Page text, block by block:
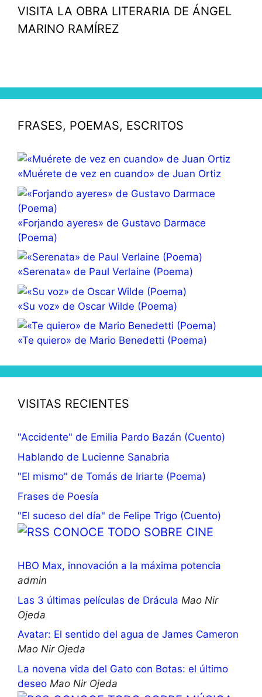
VISITA LA OBRA LITERARIA DE ÁNGEL
MARINO RAMÍREZ
FRASES, POEMAS, ESCRITOS
«Muérete de vez en cuando» de Juan Ortiz
«Forjando ayeres» de Gustavo Darmace
(Poema)
«Serenata» de Paul Verlaine (Poema)
«Su voz» de Oscar Wilde (Poema)
«Te quiero» de Mario Benedetti (Poema)
VISITAS RECIENTES
"Accidente" de Emilia Pardo Bazán (Cuento)
Hablando de Lucienne Sanabria
"El mismo" de Tomás de Iriarte (Poema)
Frases de Poesía
"El suceso del día" de Felipe Trigo (Cuento)
CONOCE TODO SOBRE CINE
HBO Max, innovación a la máxima potencia
admin
Las 3 últimas películas de Drácula Mao Nir
Ojeda
Avatar: El sentido del agua de James Cameron
Mao Nir Ojeda
La novena vida del Gato con Botas: el último
deseo Mao Nir Ojeda